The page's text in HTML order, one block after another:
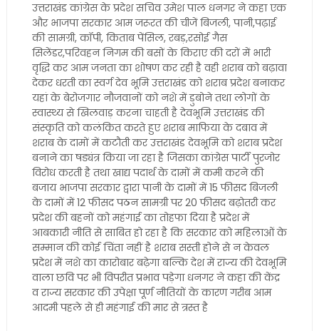
उत्तराखंड कांग्रेस के प्रदेश सचिव उमेश पाल धनगर ने कहा एक
और भाजपा सरकार आम जरूरत की चीजें बिजली, पानी,पढ़ाई
की सामग्री, कॉपी, किताब पेंसिल, रबड़,रसोई गैस
सिलेंडर,परिवहन निगम की बसों के किराए की दरों में भारी
वृद्धि कर आम जनता का शोषण कर रही है वही शराब को बढ़ावा
देकर धरती का स्वर्ग देव भूमि उत्तराखंड को शराब प्रदेश बनाकर
यहां के बेरोजगार नौजवानों को नशे में डुबोने तथा लोगों के
स्वास्थ्य से खिलवाड़ करना चाहती है देवभूमि उत्तराखंड की
संस्कृति को कलंकित करते हुए शराब माफिया के दबाव में
शराब के दामों में कटौती कर उत्तराखंड देवभूमि को शराब प्रदेश
बनाने का षड्यंत्र किया जा रहा है जिसका कांग्रेस पार्टी पुरजोर
विरोध करती है तथा खाद्य पदार्थ के दामों में कमी करने की
बजाय भाजपा सरकार द्वारा पानी के दामों में 15 फीसद बिजली
के दामों में 12 फीसद पठन सामग्री पर 20 फीसद बढ़ोतरी कर
प्रदेश की बहनों को महंगाई का तोहफा दिया है प्रदेश में
आबकारी नीति से साबित हो रहा है कि सरकार को महिलाओं के
सम्मान की कोई चिंता नहीं है शराब सस्ती होने से न केवल
प्रदेश में नशे का कारोबार बढ़ेगा बल्कि देश में राज्य की देवभूमि
वाला छवि पर भी विपरीत प्रभाव पड़ेगा धनगर ने कहा की केंद्र
व राज्य सरकार की उपेक्षा पूर्ण नीतियों के कारण गरीब आम
आदमी पहले से ही महंगाई की मार से त्रस्त है